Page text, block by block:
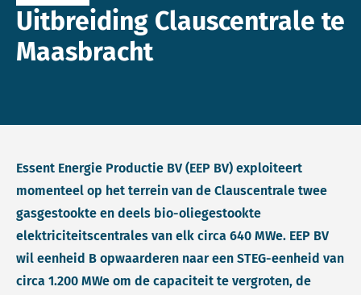
Uitbreiding Clauscentrale te
Maasbracht
Essent Energie Productie BV (EEP BV) exploiteert
momenteel op het terrein van de Clauscentrale twee
gasgestookte en deels bio-oliegestookte
elektriciteitscentrales van elk circa 640 MWe. EEP BV
wil eenheid B opwaarderen naar een STEG-eenheid van
circa 1.200 MWe om de capaciteit te vergroten, de